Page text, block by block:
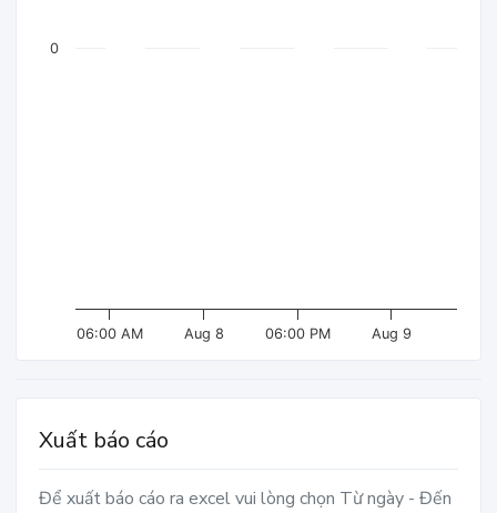
06:00 AM Aug 8 06:00 PM Aug 9
0
Xuất báo cáo
Để xuất báo cáo ra excel vui lòng chọn Từ ngày - Đến